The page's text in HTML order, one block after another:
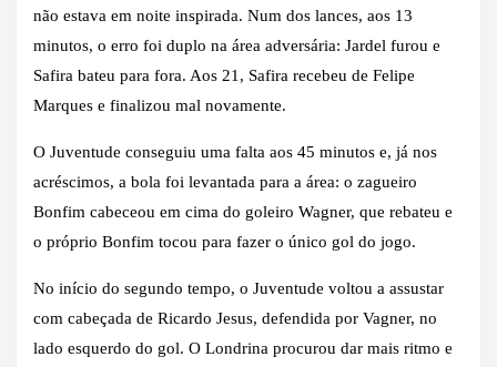
não estava em noite inspirada. Num dos lances, aos 13
minutos, o erro foi duplo na área adversária: Jardel furou e
Safira bateu para fora. Aos 21, Safira recebeu de Felipe
Marques e finalizou mal novamente.
O Juventude conseguiu uma falta aos 45 minutos e, já nos
acréscimos, a bola foi levantada para a área: o zagueiro
Bonfim cabeceou em cima do goleiro Wagner, que rebateu e
o próprio Bonfim tocou para fazer o único gol do jogo.
No início do segundo tempo, o Juventude voltou a assustar
com cabeçada de Ricardo Jesus, defendida por Vagner, no
lado esquerdo do gol. O Londrina procurou dar mais ritmo e